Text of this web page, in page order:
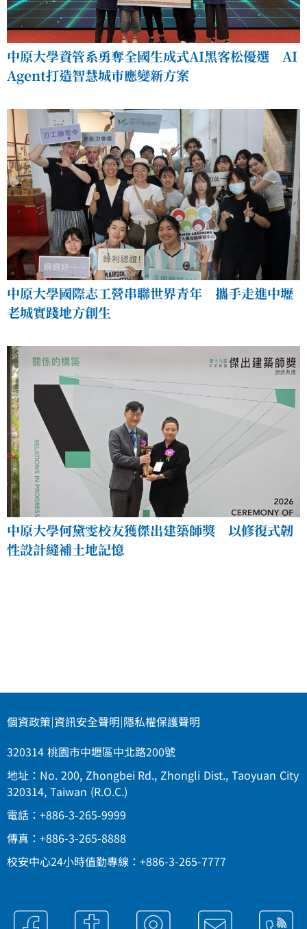
中原大學資管系勇奪全國生成式AI黑客松優選 AI
Agent打造智慧城市應變新方案
中原大學國際志工營串聯世界青年 攜手走進中壢
老城實踐地方創生
中原大學何黛雯校友獲傑出建築師獎 以修復式韌
性設計縫補土地記憶
個資政策|資訊安全聲明|隱私權保護聲明
320314 桃園市中壢區中北路200號
地址：No. 200, Zhongbei Rd., Zhongli Dist., Taoyuan City
320314, Taiwan (R.O.C.)
電話：+886-3-265-9999
傳真：+886-3-265-8888
校安中心24小時值勤專線：+886-3-265-7777